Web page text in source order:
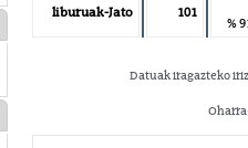
liburuak-Jato 101
%
Datuak iragazteko